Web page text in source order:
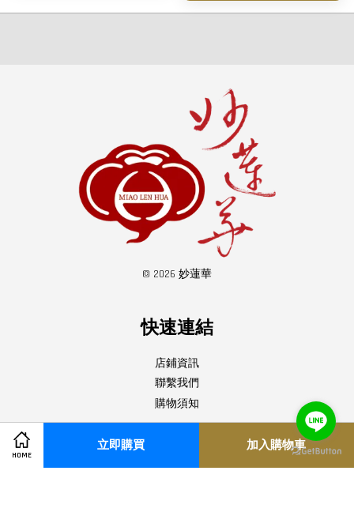
HOME
立即購買 加入購物車
© 2026 妙蓮華
快速連結
店鋪資訊
聯繫我們
購物須知
關注我們